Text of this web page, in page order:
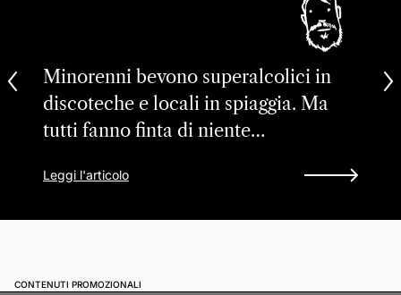
Minorenni bevono superalcolici in
discoteche e locali in spiaggia. Ma
tutti fanno finta di niente…
Leggi l'articolo
CONTENUTI PROMOZIONALI